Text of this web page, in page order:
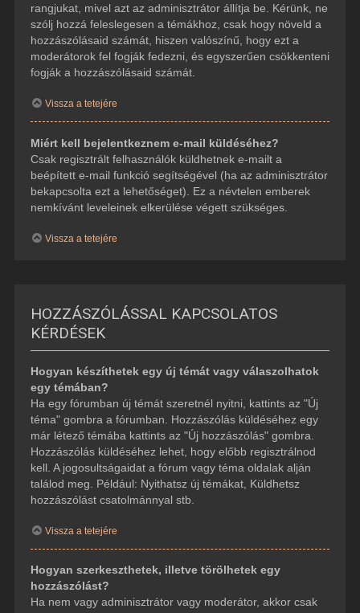
rangjukat, mivel azt az adminisztrátor állítja be. Kérünk, ne
szólj hozzá feleslegesen a témákhoz, csak hogy növeld a
hozzászólásaid számát, hiszen valószínű, hogy ezt a
moderátorok fel fogják fedezni, és egyszerűen csökkenteni
fogják a hozzászólásaid számát.
Vissza a tetejére
Miért kell bejelentkeznem e-mail küldéséhez?
Csak regisztrált felhasználók küldhetnek e-mailt a
beépített e-mail funkció segítségével (ha az adminisztrátor
bekapcsolta ezt a lehetőséget). Ez a névtelen emberek
nemkívánt leveleinek elkerülése végett szükséges.
Vissza a tetejére
HOZZÁSZÓLÁSSAL KAPCSOLATOS
KÉRDÉSEK
Hogyan készíthetek egy új témát vagy válaszolhatok
egy témában?
Ha egy fórumban új témát szeretnél nyitni, kattints az "Új
téma" gombra a fórumban. Hozzászólás küldéséhez egy
már létező témába kattints az "Új hozzászólás" gombra.
Hozzászólás küldéséhez lehet, hogy előbb regisztrálnod
kell. A jogosultságaidat a fórum vagy téma oldalak alján
találod meg. Például: Nyithatsz új témákat, Küldhetsz
hozzászólást csatolmánnyal stb.
Vissza a tetejére
Hogyan szerkeszthetek, illetve törölhetek egy
hozzászólást?
Ha nem vagy adminisztrátor vagy moderátor, akkor csak